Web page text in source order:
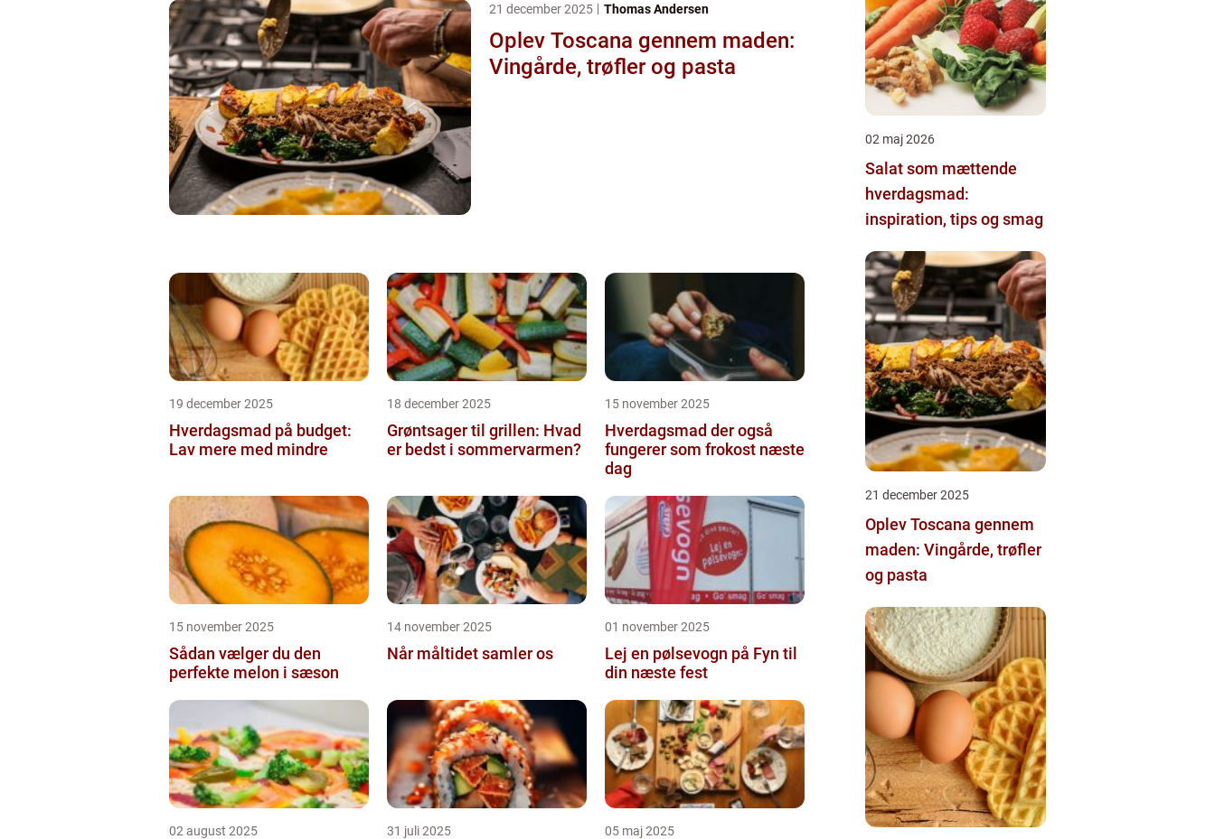
21 december 2025 Thomas Andersen
Oplev Toscana gennem maden:
Vingårde, trøfler og pasta
19 december 2025
Hverdagsmad på budget:
Lav mere med mindre
18 december 2025
Grøntsager til grillen: Hvad
er bedst i sommervarmen?
15 november 2025
Hverdagsmad der også
fungerer som frokost næste
dag
15 november 2025
Sådan vælger du den
perfekte melon i sæson
14 november 2025
Når måltidet samler os
01 november 2025
Lej en pølsevogn på Fyn til
din næste fest
02 august 2025 31 juli 2025 05 maj 2025
02 maj 2026
Salat som mættende
hverdagsmad:
inspiration, tips og smag
21 december 2025
Oplev Toscana gennem
maden: Vingårde, trøfler
og pasta